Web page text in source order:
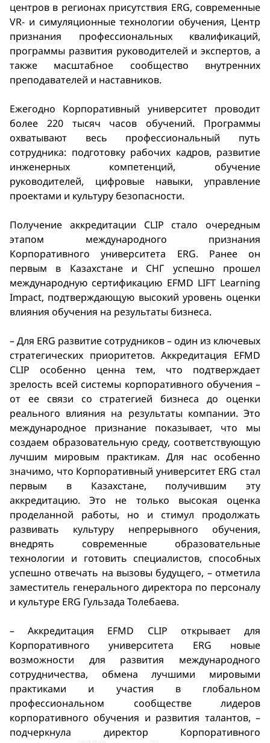
центров в регионах присутствия ERG, современные
VR- и симуляционные технологии обучения, Центр
признания профессиональных квалификаций,
программы развития руководителей и экспертов, а
также масштабное сообщество внутренних
преподавателей и наставников.
Ежегодно Корпоративный университет проводит
более 220 тысяч часов обучений. Программы
охватывают весь профессиональный путь
сотрудника: подготовку рабочих кадров, развитие
инженерных компетенций, обучение
руководителей, цифровые навыки, управление
проектами и культуру безопасности.
Получение аккредитации CLIP стало очередным
этапом международного признания
Корпоративного университета ERG. Ранее он
первым в Казахстане и СНГ успешно прошел
международную сертификацию EFMD LIFT Learning
Impact, подтверждающую высокий уровень оценки
влияния обучения на результаты бизнеса.
– Для ERG развитие сотрудников – один из ключевых
стратегических приоритетов. Аккредитация EFMD
CLIP особенно ценна тем, что подтверждает
зрелость всей системы корпоративного обучения –
от ее связи со стратегией бизнеса до оценки
реального влияния на результаты компании. Это
международное признание показывает, что мы
создаем образовательную среду, соответствующую
лучшим мировым практикам. Для нас особенно
значимо, что Корпоративный университет ERG стал
первым в Казахстане, получившим эту
аккредитацию. Это не только высокая оценка
проделанной работы, но и стимул продолжать
развивать культуру непрерывного обучения,
внедрять современные образовательные
технологии и готовить специалистов, способных
успешно отвечать на вызовы будущего, – отметила
заместитель генерального директора по персоналу
и культуре ERG Гульзада Толебаева.
– Аккредитация EFMD CLIP открывает для
Корпоративного университета ERG новые
возможности для развития международного
сотрудничества, обмена лучшими мировыми
практиками и участия в глобальном
профессиональном сообществе лидеров
корпоративного обучения и развития талантов, –
подчеркнула директор Корпоративного